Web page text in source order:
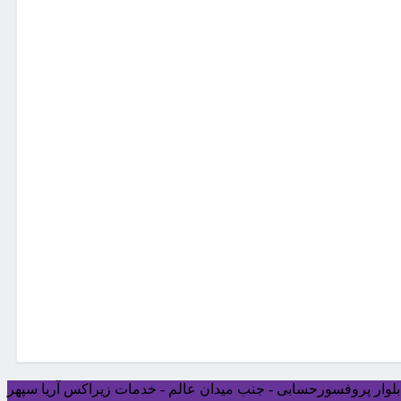
بلوار پروفسورحسابی - جنب میدان عالم - خدمات زیراکس آریا سپهر